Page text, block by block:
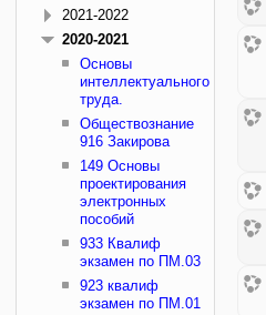
2021-2022
2020-2021
Основы
интеллектуального
труда.
Обществознание
916 Закирова
149 Основы
проектирования
электронных
пособий
933 Квалиф
экзамен по ПМ.03
923 квалиф
экзамен по ПМ.01